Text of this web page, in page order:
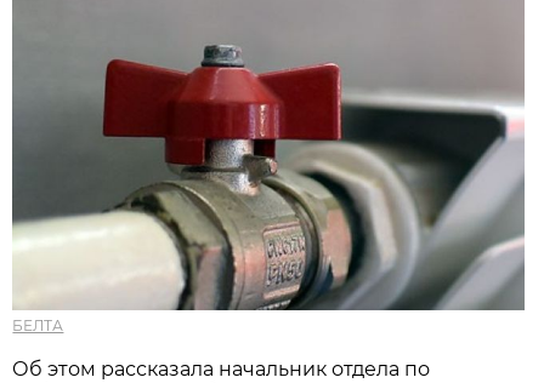
БЕЛТА
Об этом рассказала начальник отдела по